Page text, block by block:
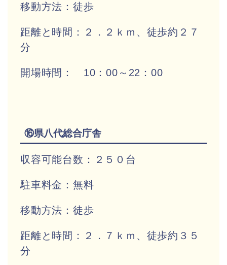
移動方法：徒歩
距離と時間：２．２ｋｍ、徒歩約２７
分
開場時間： 10：00～22：00
⑯県八代総合庁舎
収容可能台数：２５０台
駐車料金：無料
移動方法：徒歩
距離と時間：２．７ｋｍ、徒歩約３５
分